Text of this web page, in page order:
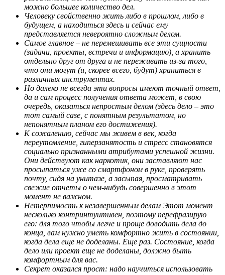
можно большее количество дел.
Человеку свойственно жить либо в прошлом, либо в
будущем, а находиться здесь и сейчас ему
представляется невероятно сложным делом.
Самое главное – не перемешивать все эти сущности
(задачи, проекты, встречи и информацию), а хранить
отдельно друг от друга и не переживать из-за того,
что они могут (и, скорее всего, будут) храниться в
различных инструментах.
Но далеко не всегда эти вопросы имеют точный ответ,
да и сам процесс получения ответа может, в свою
очередь, оказаться непростым делом (здесь дело – это
тот самый case, с понятным результатом, но
непонятным планом его достижения).
К сожалению, сейчас мы живем в век, когда
переутомление, гиперзанятость и стресс становятся
социально признанными атрибутами успешной жизни.
Они действуют как наркотик, они заставляют нас
просыпаться уже со смартфоном в руке, проверять
почту, сидя на унитазе, а засыпая, просматривать
свежие отчеты о чем-нибудь совершенно в этот
момент не важном.
Нетерпимость к незавершенным делам Этот момент
несколько контринтуитивен, поэтому перефразирую
его: для того чтобы легче и проще доводить дела до
конца, вам нужно уметь комфортно жить в состоянии,
когда дела еще не доделаны. Еще раз. Состояние, когда
дело или проект еще не доделаны, должно быть
комфортным для вас.
Секрет оказался прост: надо научиться использовать